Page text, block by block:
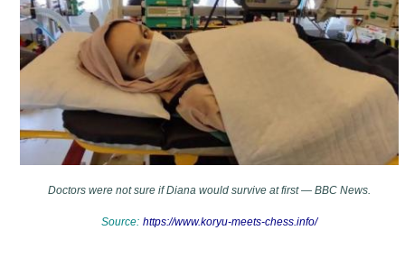
Doctors were not sure if Diana would survive at first — BBC News.​
Source: https://www.koryu-meets-chess.info/